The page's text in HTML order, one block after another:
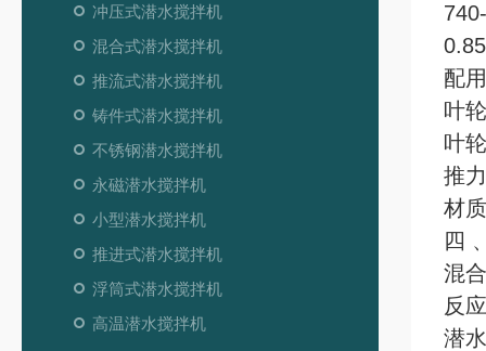
冲压式潜水搅拌机
混合式潜水搅拌机
推流式潜水搅拌机
铸件式潜水搅拌机
不锈钢潜水搅拌机
永磁潜水搅拌机
小型潜水搅拌机
推进式潜水搅拌机
浮筒式潜水搅拌机
高温潜水搅拌机
配
叶
叶
推
材
四
混
反
潜